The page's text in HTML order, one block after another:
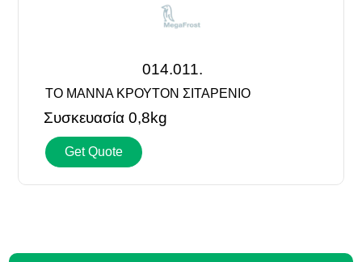
014.011.
ΤΟ ΜΑΝΝΑ ΚΡΟΥΤΟΝ ΣΙΤΑΡΕΝΙΟ
Συσκευασία 0,8kg
Get Quote